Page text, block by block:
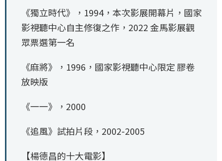
《獨立時代》，1994，本次影展開幕片，國家
影視聽中心自主修復之作，2022 金馬影展觀
眾票選第一名
《麻將》，1996，國家影視聽中心限定 膠卷
放映版
《一一》，2000
《追風》試拍片段，2002-2005
【楊德昌的十大電影】